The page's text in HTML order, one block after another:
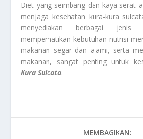
Diet yang seimbang dan kaya serat
menjaga kesehatan kura-kura
menyediakan berbagai jenis
memperhatikan kebutuhan nutrisi
makanan segar dan alami, serta
makanan, sangat penting untuk
Kura Sulcata.
MEMBAGIKAN: